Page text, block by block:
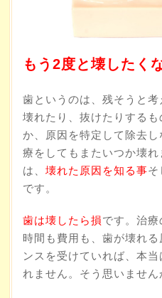
もう2度と壊したく
歯というのは、残そうと
壊れたり、抜けたりする
か、原因を特定して除去
療をしてもまたいつか壊
は、壊れた原因を知る事そ
です。
歯は壊したら損です。治
時間も費用も、歯が壊れ
ンスを受けていれば、本
れません。そう思いません